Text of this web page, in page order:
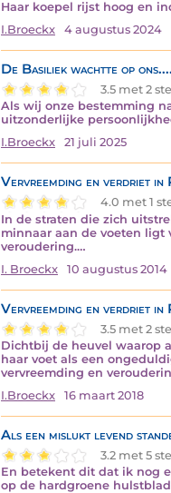
Haar koepel rijst hoog en
I.Broeckx
4 augustus 2024
De Basiliek wachtte op
3.5 met 2
Als wij onze bestemming
uitzonderlijke
I.Broeckx
21 juli 2025
Vervreemding en verdriet in
4.0 met 1
In de straten die zich
minnaar aan de voeten ligt
veroudering.…
I. Broeckx
10 augustus 2014
Vervreemding en verdriet in
3.5 met 2
Dichtbij de heuvel waarop
haar voet als een
vervreemding en
I.Broeckx
16 maart 2018
Als een mislukt levend
3.2 met 5
En betekent dit dat ik nog
op de hardgroene